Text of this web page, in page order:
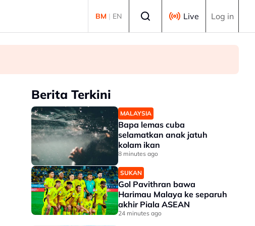
BM | EN Live Log in
Berita Terkini
MALAYSIA
Bapa lemas cuba
selamatkan anak jatuh
kolam ikan
8 minutes ago
SUKAN
Gol Pavithran bawa
Harimau Malaya ke separuh
akhir Piala ASEAN
24 minutes ago